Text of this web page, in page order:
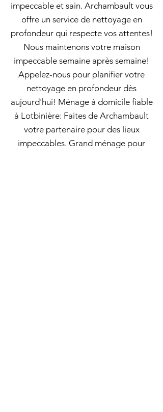
impeccable et sain. Archambault vous
offre un service de nettoyage en
profondeur qui respecte vos attentes!
Nous maintenons votre maison
impeccable semaine après semaine!
Appelez-nous pour planifier votre
nettoyage en profondeur dès
aujourd'hui! Ménage à domicile fiable
à Lotbinière: Faites de Archambault
votre partenaire pour des lieux
impeccables. Grand ménage pour